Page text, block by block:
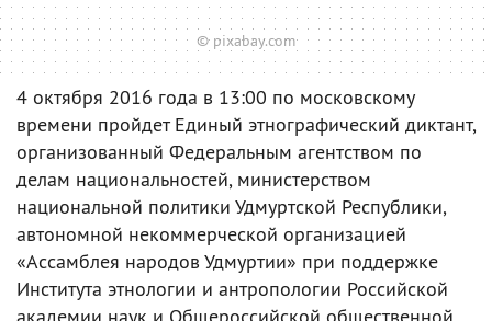
© pixabay.com
4 октября 2016 года в 13:00 по московскому
времени пройдет Единый этнографический диктант,
организованный Федеральным агентством по
делам национальностей, министерством
национальной политики Удмуртской Республики,
автономной некоммерческой организацией
«Ассамблея народов Удмуртии» при поддержке
Института этнологии и антропологии Российской
академии наук и Общероссийской общественной